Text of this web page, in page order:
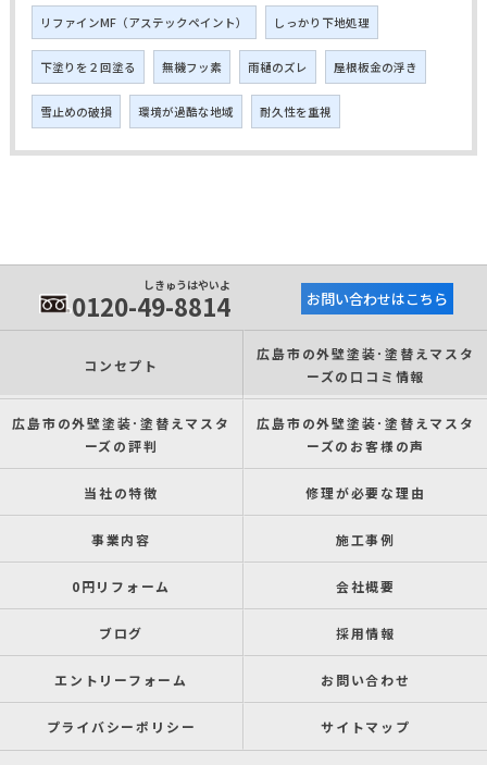
リファインMF（アステックペイント） しっかり下地処理
下塗りを２回塗る 無機フッ素 雨樋のズレ 屋根板金の浮き
雪止めの破損 環境が過酷な地域 耐久性を重視
しきゅうはやいよ
0120-49-8814 お問い合わせはこちら
コンセプト
広島市の外壁塗装･塗替えマスタ
ーズの口コミ情報
広島市の外壁塗装･塗替えマスタ
ーズの評判
広島市の外壁塗装･塗替えマスタ
ーズのお客様の声
当社の特徴 修理が必要な理由
事業内容 施工事例
0円リフォーム 会社概要
ブログ 採用情報
エントリーフォーム お問い合わせ
プライバシーポリシー サイトマップ